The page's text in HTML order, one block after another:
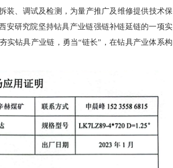
装、调试及检测，为量产推广及维修提供技术保
安研究院坚持钻具产业链强链补链延链的一项实
实钻具产业链，勇当“链长”，在钻具产业体系构